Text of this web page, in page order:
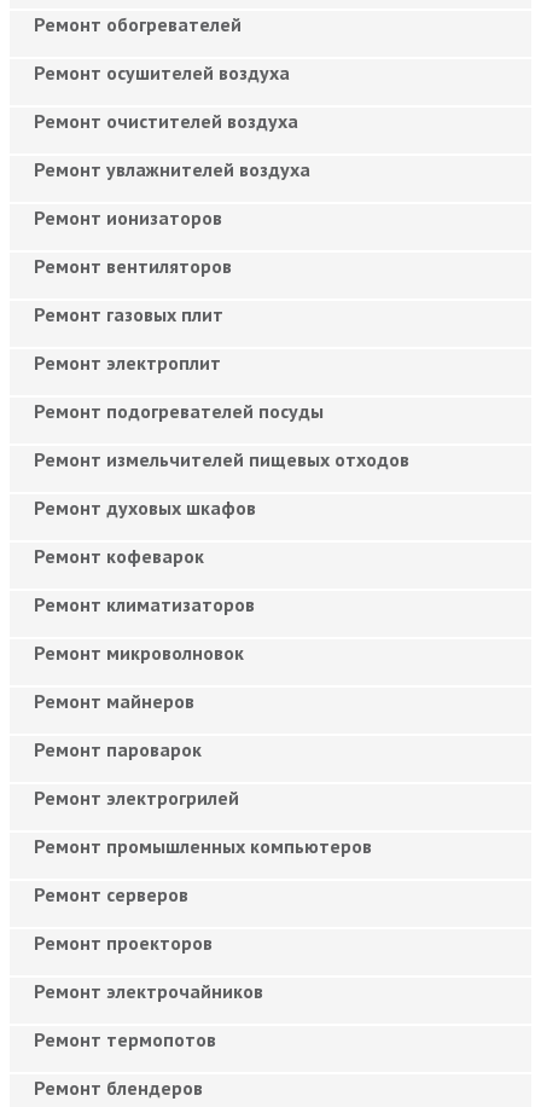
Ремонт обогревателей
Ремонт осушителей воздуха
Ремонт очистителей воздуха
Ремонт увлажнителей воздуха
Ремонт ионизаторов
Ремонт вентиляторов
Ремонт газовых плит
Ремонт электроплит
Ремонт подогревателей посуды
Ремонт измельчителей пищевых отходов
Ремонт духовых шкафов
Ремонт кофеварок
Ремонт климатизаторов
Ремонт микроволновок
Ремонт майнеров
Ремонт пароварок
Ремонт электрогрилей
Ремонт промышленных компьютеров
Ремонт серверов
Ремонт проекторов
Ремонт электрочайников
Ремонт термопотов
Ремонт блендеров